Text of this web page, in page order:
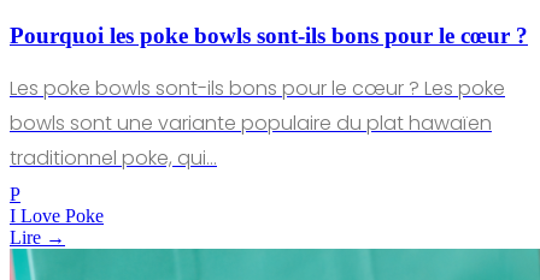
Pourquoi les poke bowls sont-ils bons pour le cœur ?
Les poke bowls sont-ils bons pour le cœur ? Les poke
bowls sont une variante populaire du plat hawaïen
traditionnel poke, qui…
P
I Love Poke
Lire →